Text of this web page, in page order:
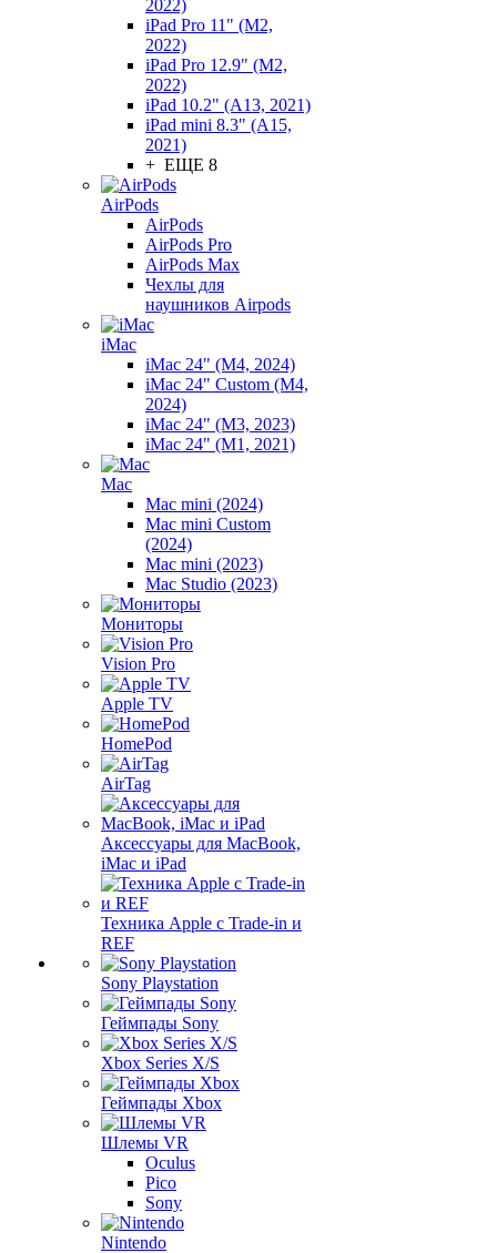
2022)
iPad Pro 11" (M2,
2022)
iPad Pro 12.9" (M2,
2022)
iPad 10.2" (A13, 2021)
iPad mini 8.3" (A15,
2021)
+ ЕЩЕ 8
AirPods
AirPods
AirPods Pro
AirPods Max
Чехлы для
наушников Airpods
iMac
iMac 24" (M4, 2024)
iMac 24" Custom (M4,
2024)
iMac 24" (M3, 2023)
iMac 24" (M1, 2021)
Mac
Mac mini (2024)
Mac mini Custom
(2024)
Mac mini (2023)
Mac Studio (2023)
Мониторы
Vision Pro
Apple TV
HomePod
AirTag
Аксессуары для MacBook,
iMac и iPad
Техника Apple с Trade-in и
REF
Sony Playstation
Геймпады Sony
Xbox Series X/S
Геймпады Xbox
Шлемы VR
Oculus
Pico
Sony
Nintendo